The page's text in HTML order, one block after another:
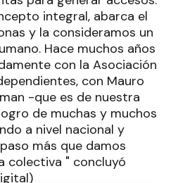
integral, abarca el
y la consideramos un
Hace muchos años
con la Asociación
con Mauro
-que es de nuestra
de muchas y muchos
a nivel nacional y
más que damos
colectiva " concluyó